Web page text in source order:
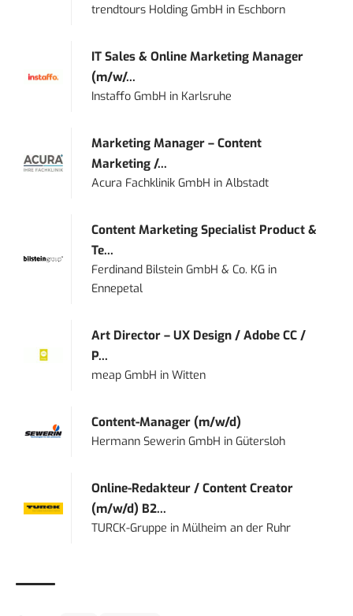
trendtours Holding GmbH in Eschborn
IT Sales & Online Marketing Manager
(m/w/...
Instaffo GmbH in Karlsruhe
Marketing Manager – Content
Marketing /...
Acura Fachklinik GmbH inAlbstadt
Content Marketing Specialist Product &
Te...
Ferdinand Bilstein GmbH & Co. KG in
Ennepetal
Art Director – UX Design / Adobe CC /
P...
meap GmbH inWitten
Content-Manager (m/w/d)
Hermann Sewerin GmbH inGütersloh
Online-Redakteur / Content Creator
(m/w/d) B2...
TURCK-Gruppe inMülheim an der Ruhr